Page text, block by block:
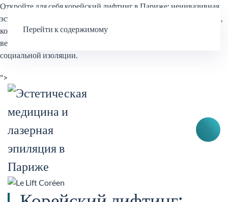
Откройте для себя корейский лифтинг в Париже: неинвазивная
эстетическая процедура, вдохновленная корейскими ритуалами,
которая помогает укрепить кожу, разгладить черты лица и
вернуть сияние коже без хирургического вмешательства и
социальной изоляции.
">
Перейти к содержимому